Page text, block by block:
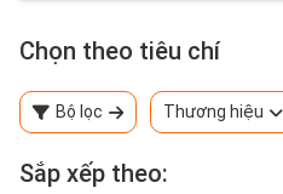
Chọn theo tiêu chí
Bộ lọc Thương hiệu
Sắp xếp theo: